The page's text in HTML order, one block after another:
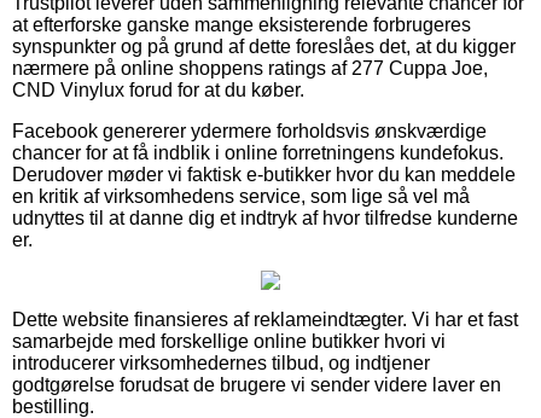
at efterforske ganske mange eksisterende forbrugeres
synspunkter og på grund af dette foreslåes det, at du kigger
nærmere på online shoppens ratings af 277 Cuppa Joe,
CND Vinylux forud for at du køber.
Facebook genererer ydermere forholdsvis ønskværdige
chancer for at få indblik i online forretningens kundefokus.
Derudover møder vi faktisk e-butikker hvor du kan meddele
en kritik af virksomhedens service, som lige så vel må
udnyttes til at danne dig et indtryk af hvor tilfredse kunderne
er.
Dette website finansieres af reklameindtægter. Vi har et fast
samarbejde med forskellige online butikker hvori vi
introducerer virksomhedernes tilbud, og indtjener
godtgørelse forudsat de brugere vi sender videre laver en
bestilling.